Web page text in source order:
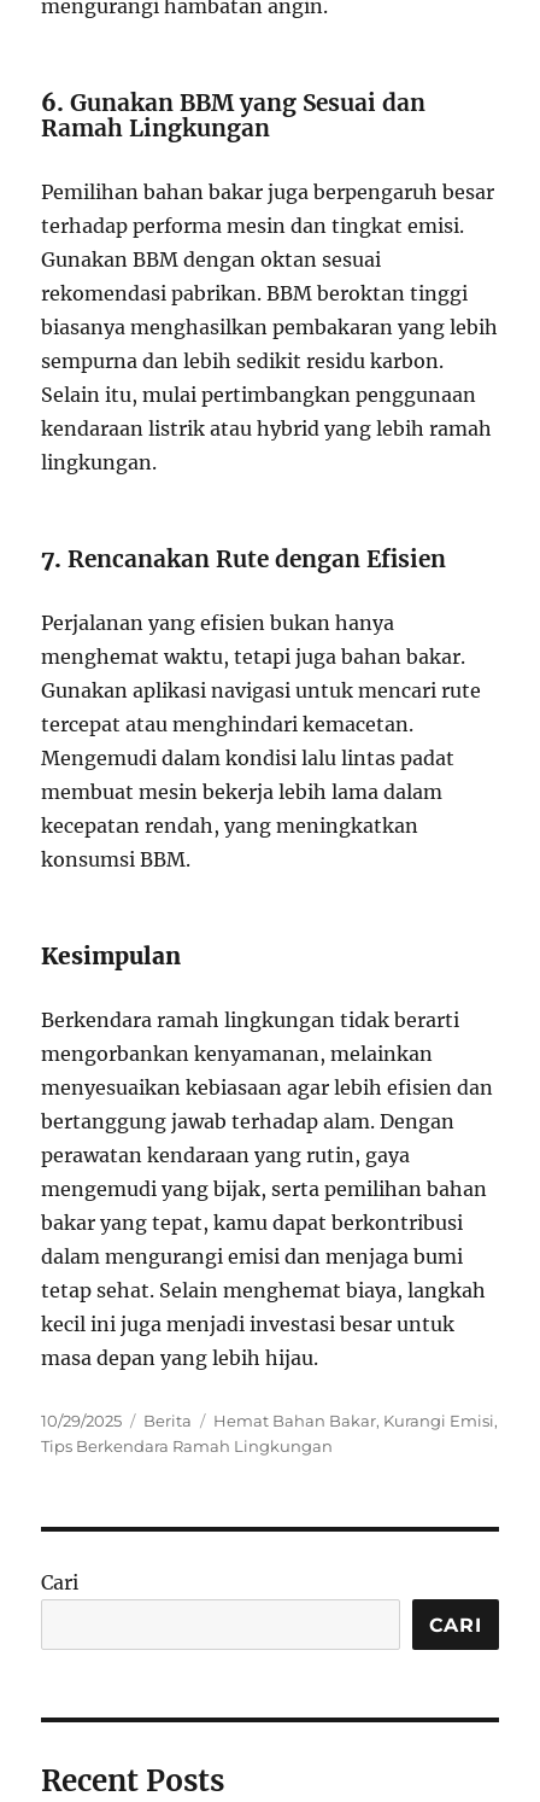
mengurangi hambatan angin.
6.Gunakan BBM yang Sesuai dan
Ramah Lingkungan
Pemilihan bahan bakar juga berpengaruh besar
terhadap performa mesin dan tingkat emisi.
Gunakan BBM dengan oktan sesuai
rekomendasi pabrikan. BBM beroktan tinggi
biasanya menghasilkan pembakaran yang lebih
sempurna dan lebih sedikit residu karbon.
Selain itu, mulai pertimbangkan penggunaan
kendaraan listrik atau hybrid yang lebih ramah
lingkungan.
7.Rencanakan Rute dengan Efisien
Perjalanan yang efisien bukan hanya
menghemat waktu, tetapi juga bahan bakar.
Gunakan aplikasi navigasi untuk mencari rute
tercepat atau menghindari kemacetan.
Mengemudi dalam kondisi lalu lintas padat
membuat mesin bekerja lebih lama dalam
kecepatan rendah, yang meningkatkan
konsumsi BBM.
Kesimpulan
Berkendara ramah lingkungan tidak berarti
mengorbankan kenyamanan, melainkan
menyesuaikan kebiasaan agar lebih efisien dan
bertanggung jawab terhadap alam. Dengan
perawatan kendaraan yang rutin, gaya
mengemudi yang bijak, serta pemilihan bahan
bakar yang tepat, kamu dapat berkontribusi
dalam mengurangi emisi dan menjaga bumi
tetap sehat. Selain menghemat biaya, langkah
kecil ini juga menjadi investasi besar untuk
masa depan yang lebih hijau.
Posted
on
10/29/2025 Categories
Berita Tags
Hemat Bahan Bakar, Kurangi Emisi,
Tips Berkendara Ramah Lingkungan
Cari
CARI
Recent Posts